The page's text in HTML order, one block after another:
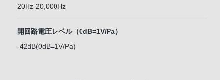
20Hz-20,000Hz
開回路電圧レベル（0dB=1V/Pa）
-42dB(0dB=1V/Pa)